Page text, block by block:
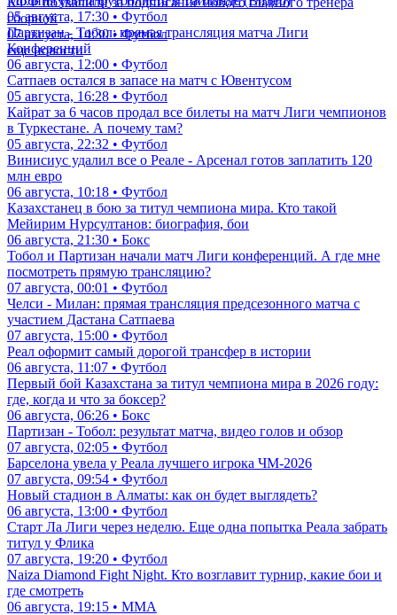
сборной
07 августа, 14:30 • Футбол
еще новости
05 августа, 17:30 • Футбол
Партизан - Тобол: прямая трансляция матча Лиги
Конференций
06 августа, 12:00 • Футбол
Сатпаев остался в запасе на матч с Ювентусом
05 августа, 16:28 • Футбол
Кайрат за 6 часов продал все билеты на матч Лиги чемпионов
в Туркестане. А почему там?
05 августа, 22:32 • Футбол
Винисиус удалил все о Реале - Арсенал готов заплатить 120
млн евро
06 августа, 10:18 • Футбол
Казахстанец в бою за титул чемпиона мира. Кто такой
Мейирим Нурсултанов: биография, бои
06 августа, 21:30 • Бокс
Тобол и Партизан начали матч Лиги конференций. А где мне
посмотреть прямую трансляцию?
07 августа, 00:01 • Футбол
Челси - Милан: прямая трансляция предсезонного матча с
участием Дастана Сатпаева
07 августа, 15:00 • Футбол
Реал оформит самый дорогой трансфер в истории
06 августа, 11:07 • Футбол
Первый бой Казахстана за титул чемпиона мира в 2026 году:
где, когда и что за боксер?
06 августа, 06:26 • Бокс
Партизан - Тобол: результат матча, видео голов и обзор
07 августа, 02:05 • Футбол
Барселона увела у Реала лучшего игрока ЧМ-2026
07 августа, 09:54 • Футбол
Новый стадион в Алматы: как он будет выглядеть?
06 августа, 13:00 • Футбол
Старт Ла Лиги через неделю. Еще одна попытка Реала забрать
титул у Флика
07 августа, 19:20 • Футбол
Naiza Diamond Fight Night. Кто возглавит турнир, какие бои и
где смотреть
06 августа, 19:15 • ММА